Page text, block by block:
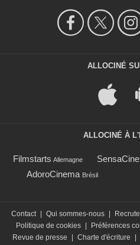
ALLOCINÉ
ALLOCINÉ À
Filmstarts Allemagne SensaCine
AdoroCinema Brésil
Contact | Qui sommes-nous |
Politique de cookies | Préférences
Revue de presse
| Charte d'écriture |